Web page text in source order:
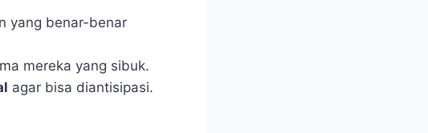
yang benar-benar
mereka yang sibuk.
agar bisa diantisipasi.